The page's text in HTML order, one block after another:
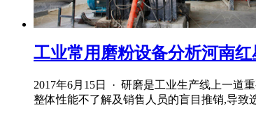
工业常用磨粉设备分析河南红
2017年6月15日 · 研磨是工业生产线上一道
整体性能不了解及销售人员的盲目推销,导致